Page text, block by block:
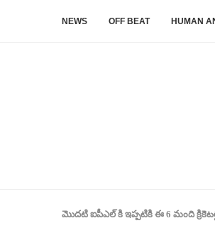
NEWS OFF BEAT HUMAN
మొదటి ఐపీఎల్ కి ఇప్పటికి ఈ 6 మంది